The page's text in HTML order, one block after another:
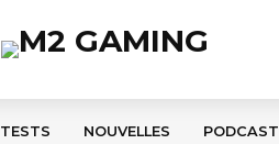
TESTS NOUVELLES PODCAST